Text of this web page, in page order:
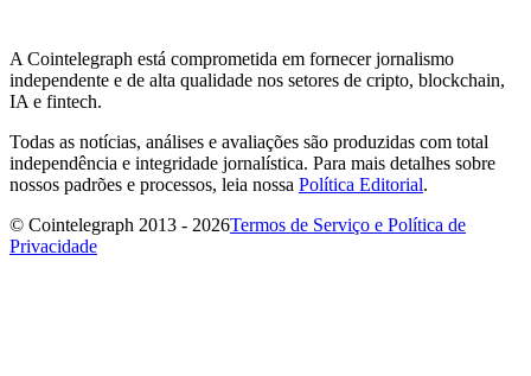
A Cointelegraph está comprometida em fornecer jornalismo
independente e de alta qualidade nos setores de cripto, blockchain,
IA e fintech.
Todas as notícias, análises e avaliações são produzidas com total
independência e integridade jornalística. Para mais detalhes sobre
nossos padrões e processos, leia nossa Política Editorial.
© Cointelegraph 2013 - 2026Termos de Serviço e Política de
Privacidade